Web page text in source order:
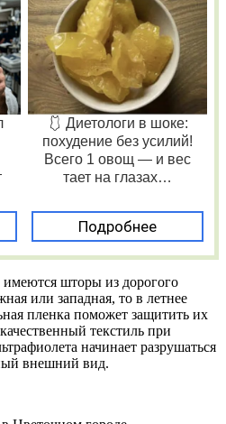
🩱 Диетологи в шоке:
похудение без усилий!
Всего 1 овощ — и вес
тает на глазах…
Подробнее
имеются шторы из дорогого
или западная, то в летнее
пленка поможет защитить их
текстиль при
начинает разрушаться
внешний вид.